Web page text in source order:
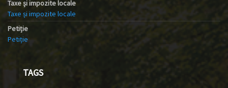
Taxe și impozite locale
Taxe și impozite locale
Petiție
Petiție
TAGS